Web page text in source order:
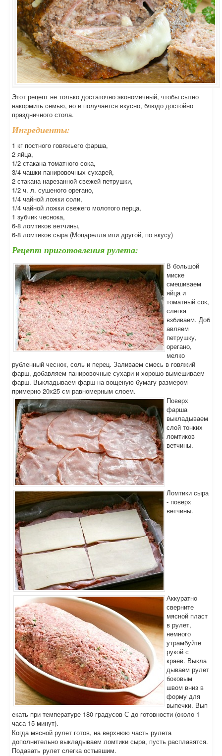
Этот рецепт не только достаточно экономичный, чтобы сытно
накормить семью, но и получается вкусно, блюдо достойно
праздничного стола.
Ингредиенты:
1 кг постного говяжьего фарша,
2 яйца,
1/2 стакана томатного сока,
3/4 чашки панировочных сухарей,
2 стакана нарезанной свежей петрушки,
1/2 ч. л. сушеного орегано,
1/4 чайной ложки соли,
1/4 чайной ложки свежего молотого перца,
1 зубчик чеснока,
6-8 ломтиков ветчины,
6-8 ломтиков сыра (Моцарелла или другой, по вкусу)
Рецепт приготовления рулета:
В большой
миске
смешиваем
яйца и
томатный сок,
слегка
взбиваем. Доб
авляем
петрушку,
орегано,
мелко
рубленный чеснок, соль и перец. Заливаем смесь в говяжий
фарш, добавляем панировочные сухари и хорошо вымешиваем
фарш. Выкладываем фарш на вощеную бумагу размером
примерно 20х25 см равномерным слоем.
Поверх
фарша
выкладываем
слой тонких
ломтиков
ветчины.
Ломтики сыра
- поверх
ветчины.
Аккуратно
сверните
мясной пласт
в рулет,
немного
утрамбуйте
рукой с
краев. Выкла
дываем рулет
боковым
швом вниз в
форму для
выпечки. Вып
екать при температуре 180 градусов С до готовности (около 1
часа 15 минут).
Когда мясной рулет готов, на верхнюю часть рулета
дополнительно выкладываем ломтики сыра, пусть расплавятся.
Подавать рулет слегка остывшим.